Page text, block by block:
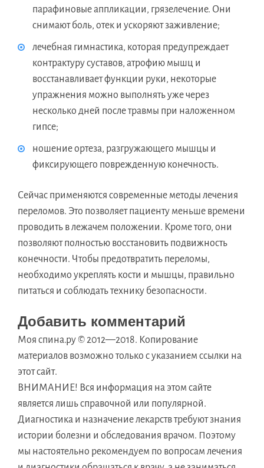
парафиновые аппликации, грязелечение. Они
снимают боль, отек и ускоряют заживление;
лечебная гимнастика, которая предупреждает
контрактуру суставов, атрофию мышц и
восстанавливает функции руки, некоторые
упражнения можно выполнять уже через
несколько дней после травмы при наложенном
гипсе;
ношение ортеза, разгружающего мышцы и
фиксирующего поврежденную конечность.
Сейчас применяются современные методы лечения
переломов. Это позволяет пациенту меньше времени
проводить в лежачем положении. Кроме того, они
позволяют полностью восстановить подвижность
конечности. Чтобы предотвратить переломы,
необходимо укреплять кости и мышцы, правильно
питаться и соблюдать технику безопасности.
Добавить комментарий
Моя спина.ру © 2012—2018. Копирование
материалов возможно только с указанием ссылки на
этот сайт.
ВНИМАНИЕ! Вся информация на этом сайте
является лишь справочной или популярной.
Диагностика и назначение лекарств требуют знания
истории болезни и обследования врачом. Поэтому
мы настоятельно рекомендуем по вопросам лечения